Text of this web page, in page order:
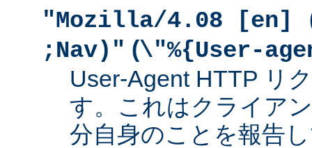
"Mozilla/4.08 [en]
;Nav)" (\"%{User-
User-Agent HTTP リ
す。これはクライア
分自身のことを報告